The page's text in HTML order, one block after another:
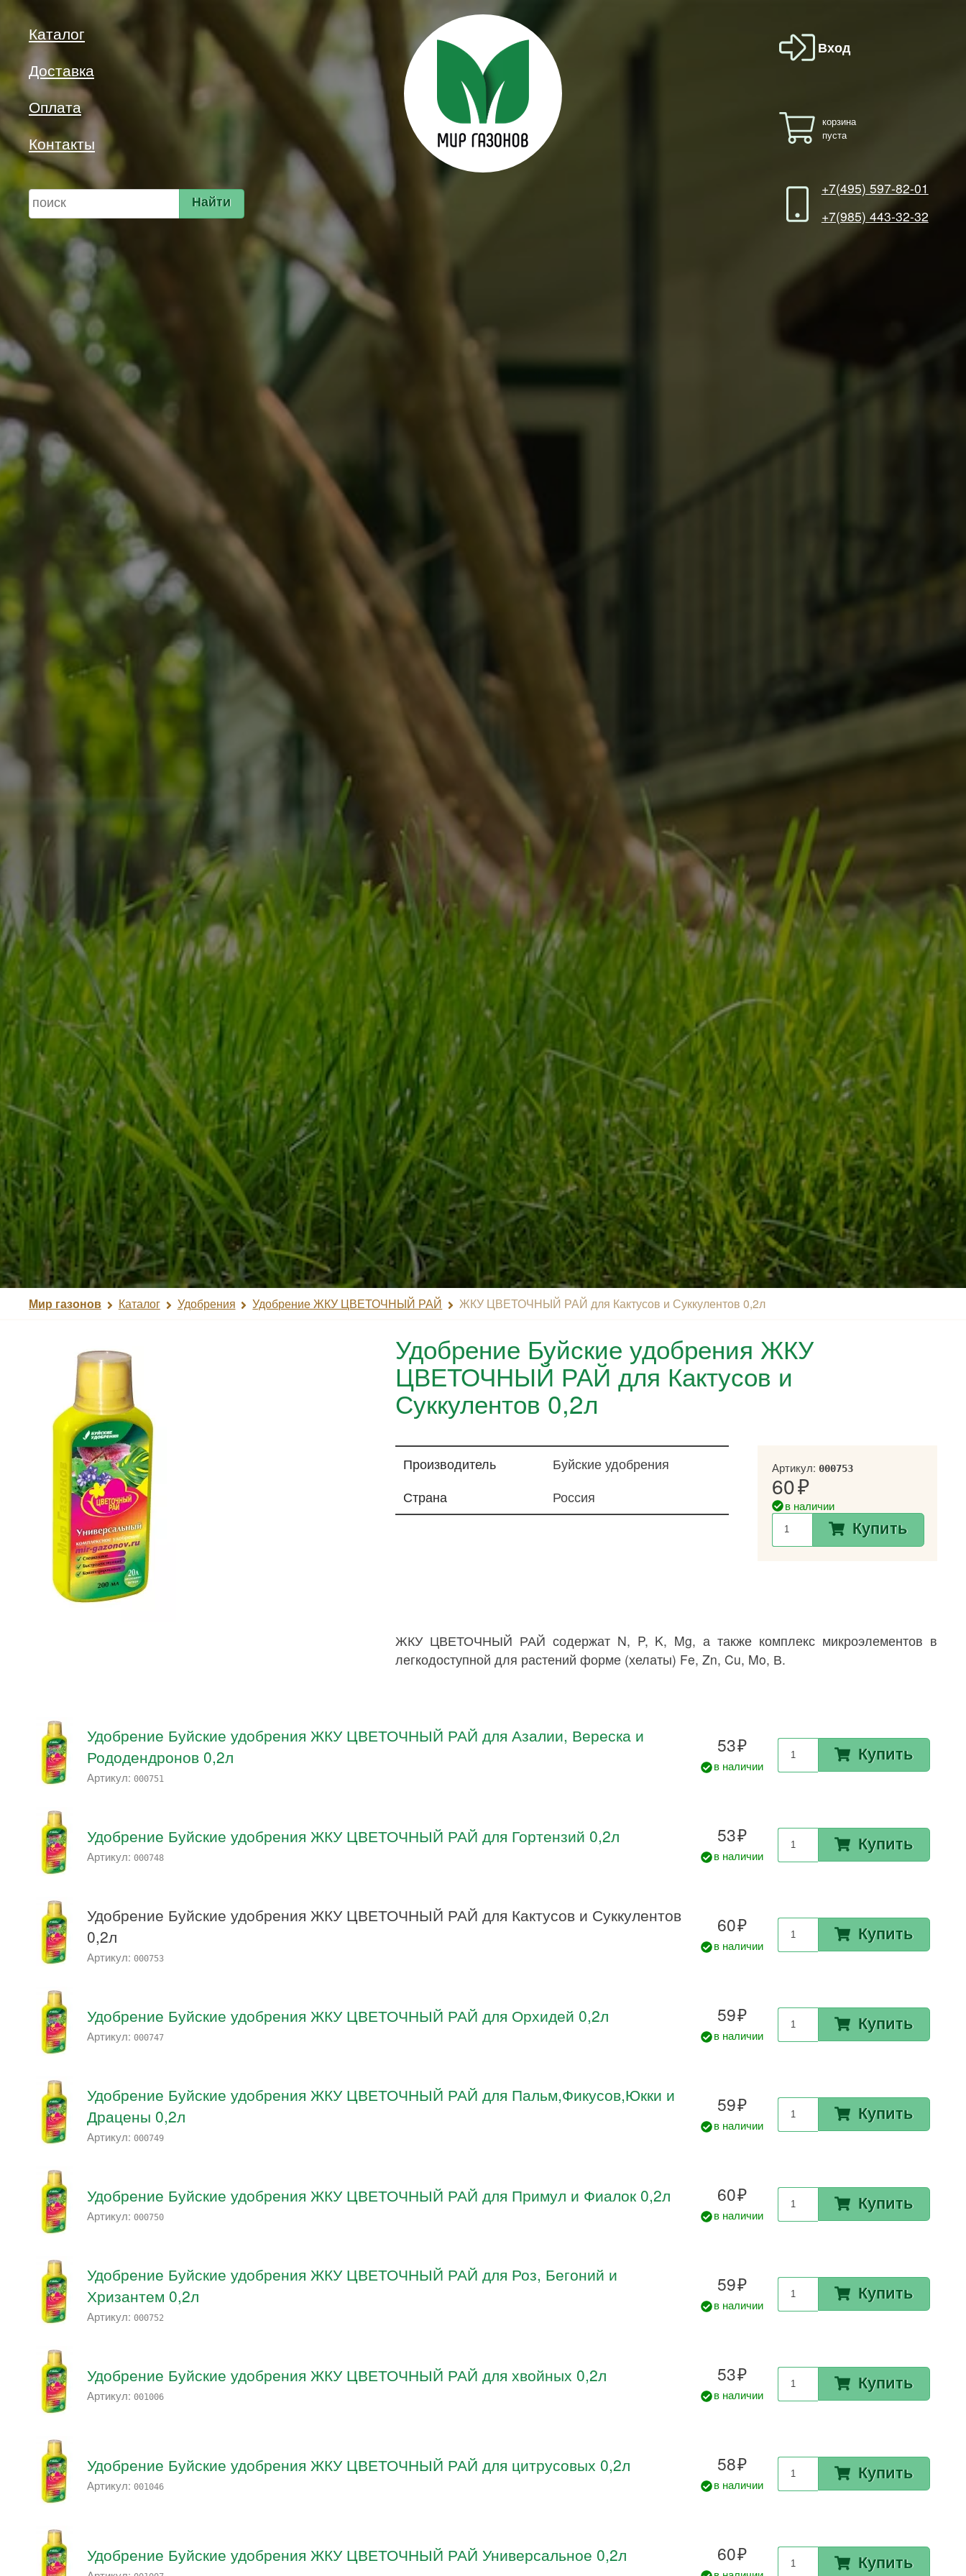
Каталог
Доставка
Оплата
Контакты
+7(495) 597-82-01
+7(985) 443-32-32
Найти
Вход
корзина
пуста
Мир газонов Каталог Удобрения Удобрение ЖКУ ЦВЕТОЧНЫЙ РАЙ ЖКУ ЦВЕТОЧНЫЙ РАЙ для Кактусов и Суккулентов 0,2л
Удобрение Буйские удобрения ЖКУ
ЦВЕТОЧНЫЙ РАЙ для Кактусов и
Суккулентов 0,2л
Артикул: 000753
60
в наличии
Купить
Производитель
Буйские удобрения
Страна
Россия
ЖКУ ЦВЕТОЧНЫЙ РАЙ содержат N, P, K, Mg, а также комплекс микроэлементов в
легкодоступной для растений форме (хелаты) Fe, Zn, Cu, Mo, В.
Удобрение Буйские удобрения ЖКУ ЦВЕТОЧНЫЙ РАЙ для Азалии, Вереска и
Рододендронов 0,2л
Артикул: 000751
53
в наличии
Купить
Удобрение Буйские удобрения ЖКУ ЦВЕТОЧНЫЙ РАЙ для Гортензий 0,2л
Артикул: 000748
53
в наличии
Купить
Удобрение Буйские удобрения ЖКУ ЦВЕТОЧНЫЙ РАЙ для Кактусов и Суккулентов
0,2л
Артикул: 000753
60
в наличии
Купить
Удобрение Буйские удобрения ЖКУ ЦВЕТОЧНЫЙ РАЙ для Орхидей 0,2л
Артикул: 000747
59
в наличии
Купить
Удобрение Буйские удобрения ЖКУ ЦВЕТОЧНЫЙ РАЙ для Пальм,Фикусов,Юкки и
Драцены 0,2л
Артикул: 000749
59
в наличии
Купить
Удобрение Буйские удобрения ЖКУ ЦВЕТОЧНЫЙ РАЙ для Примул и Фиалок 0,2л
Артикул: 000750
60
в наличии
Купить
Удобрение Буйские удобрения ЖКУ ЦВЕТОЧНЫЙ РАЙ для Роз, Бегоний и
Хризантем 0,2л
Артикул: 000752
59
в наличии
Купить
Удобрение Буйские удобрения ЖКУ ЦВЕТОЧНЫЙ РАЙ для хвойных 0,2л
Артикул: 001006
53
в наличии
Купить
Удобрение Буйские удобрения ЖКУ ЦВЕТОЧНЫЙ РАЙ для цитрусовых 0,2л
Артикул: 001046
58
в наличии
Купить
Удобрение Буйские удобрения ЖКУ ЦВЕТОЧНЫЙ РАЙ Универсальное 0,2л 60 Купить